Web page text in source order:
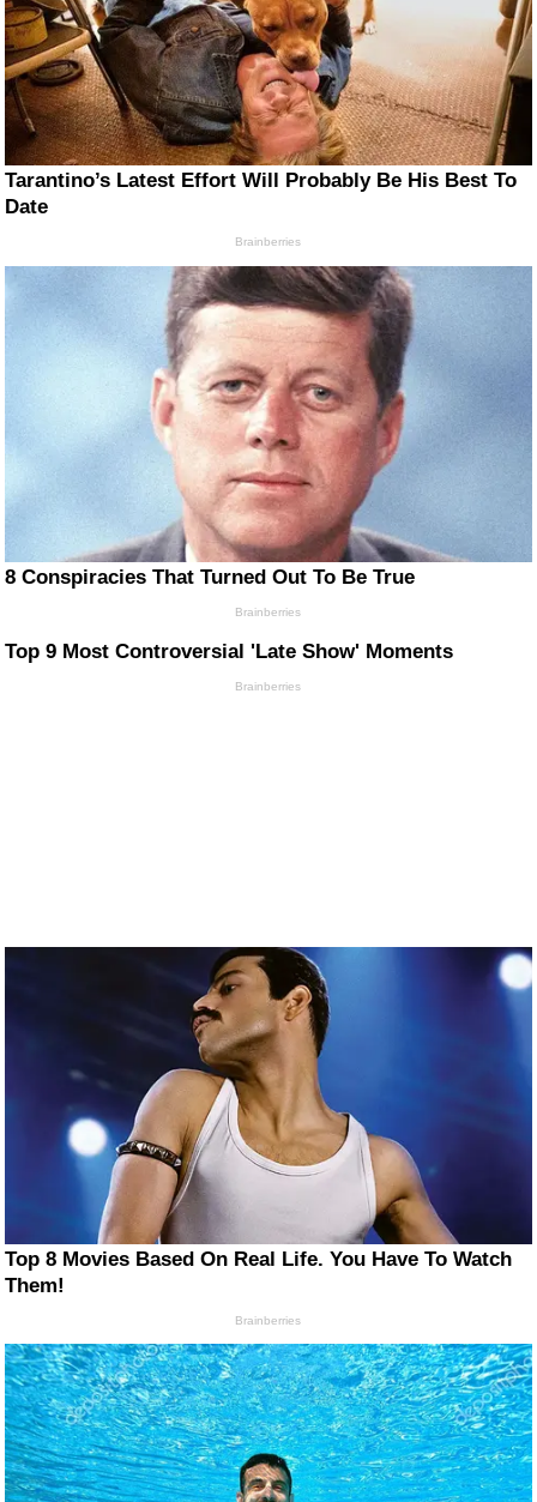
Tarantino’s Latest Effort Will Probably Be His Best To
Date
Brainberries
8 Conspiracies That Turned Out To Be True
Brainberries
Top 9 Most Controversial 'Late Show' Moments
Brainberries
Top 8 Movies Based On Real Life. You Have To Watch
Them!
Brainberries